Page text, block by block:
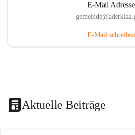
E-Mail Adresse
E-Mail schreiben
Aktuelle Beiträge